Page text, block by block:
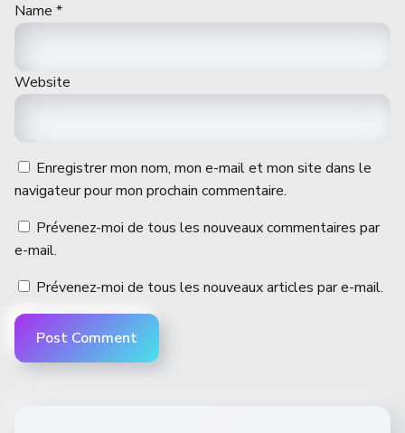
Name *
Website
Enregistrer mon nom, mon e-mail et mon site dans le
navigateur pour mon prochain commentaire.
Prévenez-moi de tous les nouveaux commentaires par
e-mail.
Prévenez-moi de tous les nouveaux articles par e-mail.